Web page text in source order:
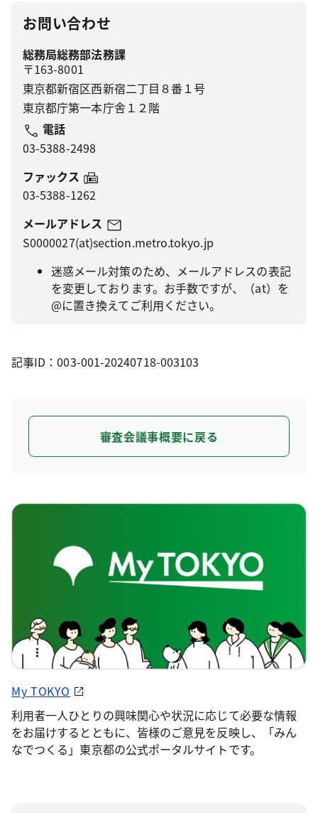
お問い合わせ
総務局総務部法務課
〒163-8001
東京都新宿区西新宿二丁目８番１号
東京都庁第一本庁舎１２階
電話
03-5388-2498
ファックス
03-5388-1262
メールアドレス
S0000027(at)section.metro.tokyo.jp
迷惑メール対策のため、メールアドレスの表記
を変更しております。お手数ですが、（at）を
@に置き換えてご利用ください。
記事ID：003-001-20240718-003103
審査会議事概要に戻る
My TOKYO
利用者一人ひとりの興味関心や状況に応じて必要な情報
をお届けするとともに、皆様のご意見を反映し、「みん
なでつくる」東京都の公式ポータルサイトです。